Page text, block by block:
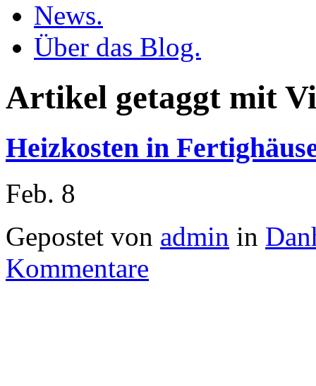
News.
Über das Blog.
Artikel getaggt mit
Heizkosten in
Feb. 8
Gepostet von admin in
Kommentare